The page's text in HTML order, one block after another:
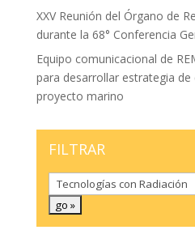
XXV Reunión del Órgano de
durante la 68° Conferencia
Equipo comunicacional de
para desarrollar estrategia
proyecto marino
FILTRAR